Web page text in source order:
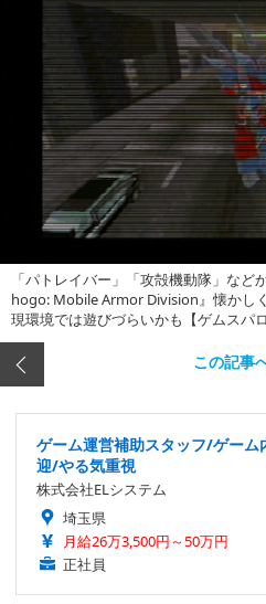
「パトレイバー」「攻殻機動隊」など
hogo: Mobile Armor Division』懐かし
現環境では遊びづらいかも【ゲムスパ
この記事
ゲーム運営補助スタッフ/ゲー
迎/やる気重視
株式会社ELシステム
埼玉県
月給26万3,500円～50万円
正社員